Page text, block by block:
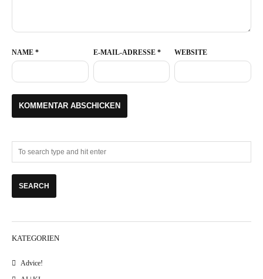
NAME * E-MAIL-ADRESSE * WEBSITE
KATEGORIEN
Advice!